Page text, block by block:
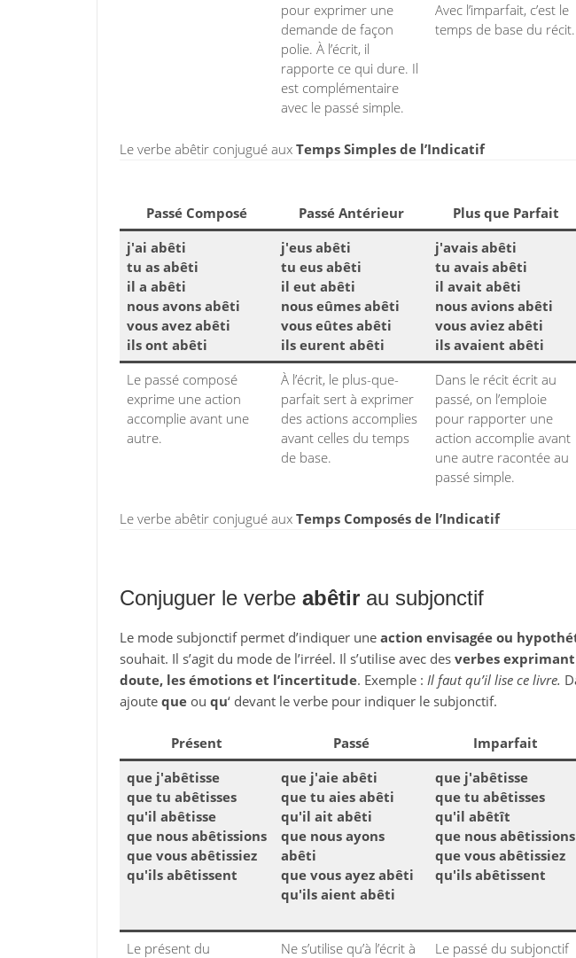
pour exprimer une
demande de façon
polie. À l’écrit, il
rapporte ce qui dure. Il
est complémentaire
avec le passé simple.
Avec l’imparfait, c’est le
temps de base du récit.
Le verbe abêtir conjugué aux Temps Simples de l’Indicatif
Passé Composé Passé Antérieur Plus que Parfait
j'ai abêti
tu as abêti
il a abêti
nous avons abêti
vous avez abêti
ils ont abêti
j'eus abêti
tu eus abêti
il eut abêti
nous eûmes abêti
vous eûtes abêti
ils eurent abêti
j'avais abêti
tu avais abêti
il avait abêti
nous avions abêti
vous aviez abêti
ils avaient abêti
Le passé composé
exprime une action
accomplie avant une
autre.
À l’écrit, le plus-que-
parfait sert à exprimer
des actions accomplies
avant celles du temps
de base.
Dans le récit écrit au
passé, on l’emploie
pour rapporter une
action accomplie avant
une autre racontée au
passé simple.
Le verbe abêtir conjugué aux Temps Composés de l’Indicatif
Conjuguer le verbe abêtirau subjonctif
Le mode subjonctif permet d’indiquer une action envisagée ou
souhait. Il s’agit du mode de l’irréel. Il s’utilise avec des verbes exprimant
doute, les émotions et l’incertitude. Exemple : Il faut qu’il lise ce livre.
ajoute queou qu‘ devant le verbe pour indiquer le subjonctif.
Présent Passé Imparfait
que j'abêtisse
que tu abêtisses
qu'il abêtisse
que nous abêtissions
que vous abêtissiez
qu'ils abêtissent
que j'aie abêti
que tu aies abêti
qu'il ait abêti
que nous ayons
abêti
que vous ayez abêti
qu'ils aient abêti
que j'abêtisse
que tu abêtisses
qu'il abêtît
que nous abêtissions
que vous abêtissiez
qu'ils abêtissent
Le présent du
Ne s’utilise qu’à l’écrit à
Le passé du subjonctif